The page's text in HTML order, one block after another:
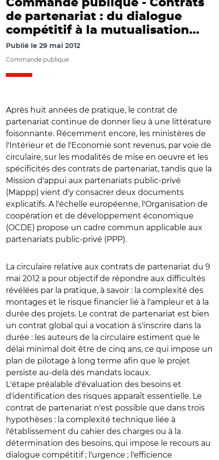
Commande publique - Contrats
de partenariat : du dialogue
compétitif à la mutualisation...
Publié le 29 mai 2012
Commande publique
Après huit années de pratique, le contrat de
partenariat continue de donner lieu à une littérature
foisonnante. Récemment encore, les ministères de
l'Intérieur et de l'Economie sont revenus, par voie de
circulaire, sur les modalités de mise en oeuvre et les
spécificités des contrats de partenariat, tandis que la
Mission d'appui aux partenariats public-privé
(Mappp) vient d'y consacrer deux documents
explicatifs. A l'échelle européenne, l'Organisation de
coopération et de développement économique
(OCDE) propose un cadre commun applicable aux
partenariats public-privé (PPP).
La circulaire relative aux contrats de partenariat du 9
mai 2012 a pour objectif de répondre aux difficultés
révélées par la pratique, à savoir : la complexité des
montages et le risque financier lié à l'ampleur et à la
durée des projets. Le contrat de partenariat est bien
un contrat global qui a vocation à s'inscrire dans la
durée : les auteurs de la circulaire estiment que le
délai minimal doit être de cinq ans, ce qui impose un
plan de pilotage à long terme afin que le projet
persiste au-delà des mandats locaux.
L'étape préalable d'évaluation des besoins et
d'identification des risques apparaît essentielle. Le
contrat de partenariat n'est possible que dans trois
hypothèses : la complexité technique liée à
l'établissement du cahier des charges ou à la
détermination des besoins, qui impose le recours au
dialogue compétitif ; l'urgence ; l'efficience